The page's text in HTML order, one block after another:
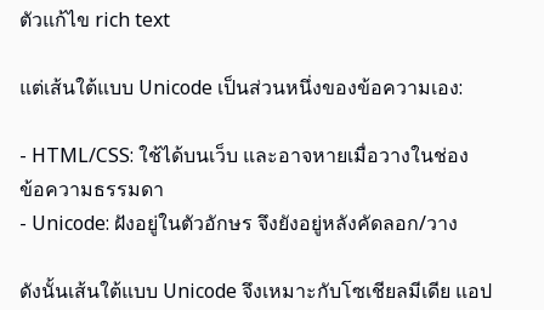
ตัวแก้ไข rich text
แต่เส้นใต้แบบ Unicode เป็นส่วนหนึ่งของข้อความเอง:
- HTML/CSS: ใช้ได้บนเว็บ และอาจหายเมื่อวางในช่อง
ข้อความธรรมดา
- Unicode: ฝังอยู่ในตัวอักษร จึงยังอยู่หลังคัดลอก/วาง
ดังนั้นเส้นใต้แบบ Unicode จึงเหมาะกับโซเชียลมีเดีย แอป